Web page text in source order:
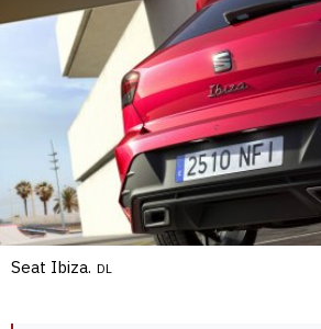
Seat Ibiza. DL